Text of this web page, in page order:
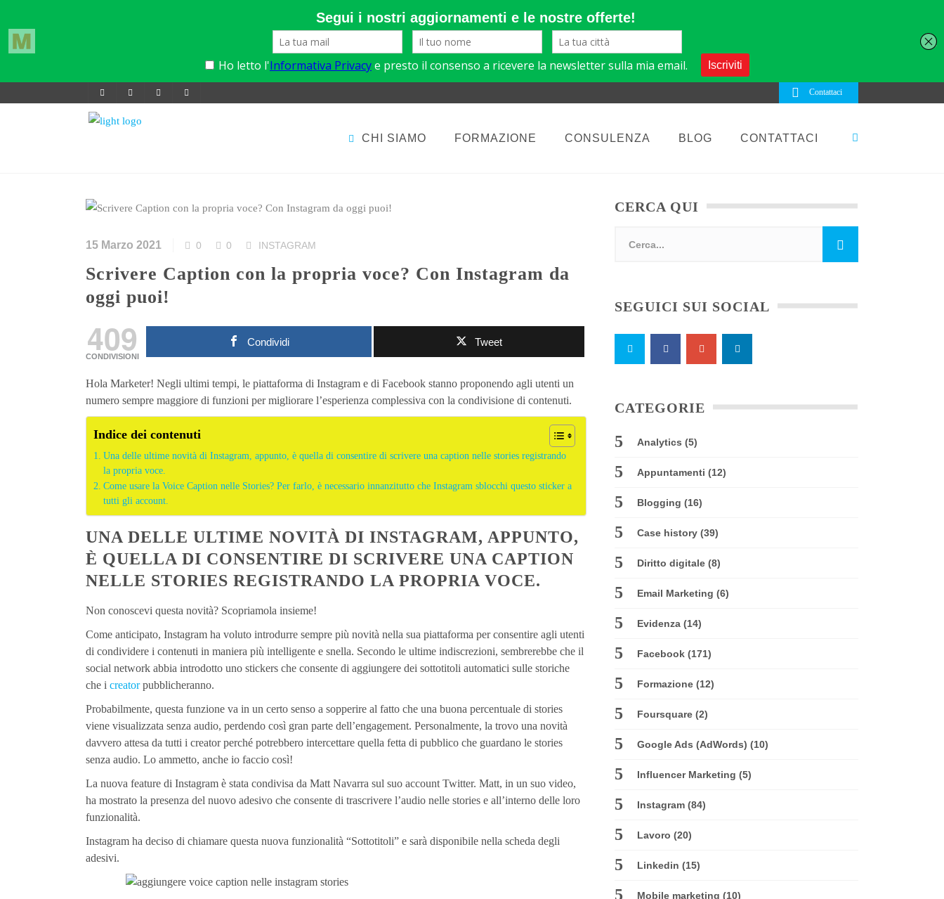
Contattaci
CHI SIAMO FORMAZIONE CONSULENZA BLOG CONTATTACI
15 Marzo 2021 0 0 INSTAGRAM
Scrivere Caption con la propria voce? Con Instagram da
oggi puoi!
409
CONDIVISIONI
Condividi Tweet
Hola Marketer! Negli ultimi tempi, le piattaforma di Instagram e di Facebook stanno proponendo agli utenti un
numero sempre maggiore di funzioni per migliorare l’esperienza complessiva con la condivisione di contenuti.
Indice dei contenuti
Una delle ultime novità di Instagram, appunto, è quella di consentire di scrivere una caption nelle stories registrando
la propria voce.
Come usare la Voice Caption nelle Stories? Per farlo, è necessario innanzitutto che Instagram sblocchi questo sticker a
tutti gli account.
UNA DELLE ULTIME NOVITÀ DI INSTAGRAM, APPUNTO,
È QUELLA DI CONSENTIRE DI SCRIVERE UNA CAPTION
NELLE STORIES REGISTRANDO LA PROPRIA VOCE.
Non conoscevi questa novità? Scopriamola insieme!
Come anticipato, Instagram ha voluto introdurre sempre più novità nella sua piattaforma per consentire agli utenti
di condividere i contenuti in maniera più intelligente e snella. Secondo le ultime indiscrezioni, sembrerebbe che il
social network abbia introdotto uno stickers che consente di aggiungere dei sottotitoli automatici sulle storiche
che i creatorpubblicheranno.
Probabilmente, questa funzione va in un certo senso a sopperire al fatto che una buona percentuale di stories
viene visualizzata senza audio, perdendo così gran parte dell’engagement. Personalmente, la trovo una novità
davvero attesa da tutti i creator perché potrebbero intercettare quella fetta di pubblico che guardano le stories
senza audio. Lo ammetto, anche io faccio così!
La nuova feature di Instagram è stata condivisa da Matt Navarra sul suo account Twitter. Matt, in un suo video,
ha mostrato la presenza del nuovo adesivo che consente di trascrivere l’audio nelle stories e all’interno delle loro
funzionalità.
Instagram ha deciso di chiamare questa nuova funzionalità “Sottotitoli” e sarà disponibile nella scheda degli
adesivi.
CERCA QUI
SEGUICI SUI SOCIAL
CATEGORIE
Analytics (5)
Appuntamenti (12)
Blogging (16)
Case history (39)
Diritto digitale (8)
Email Marketing (6)
Evidenza (14)
Facebook (171)
Formazione (12)
Foursquare (2)
Google Ads (AdWords) (10)
Influencer Marketing (5)
Instagram (84)
Lavoro (20)
Linkedin (15)
Mobile marketing (10)